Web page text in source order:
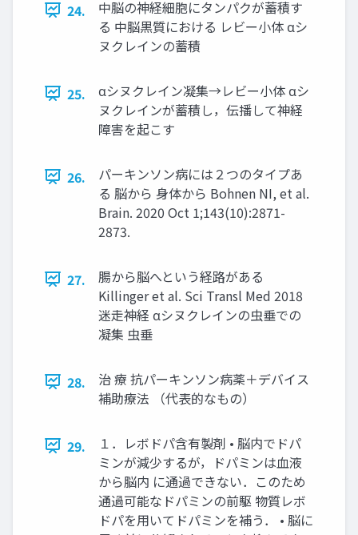
24.
中脳の神経細胞にタンパクが蓄積す
る 中脳黒質における レビー小体 αシ
ヌクレインの蓄積
25.
αシヌクレイン凝集→レビー小体 αシ
ヌクレインが蓄積し，伝播して神経
障害を起こす
26.
パーキンソン病には２つのタイプあ
る 脳から 身体から Bohnen NI, et al.
Brain. 2020 Oct 1;143(10):2871-
2873.
27.
腸から脳へという経路がある
Killinger et al. Sci Transl Med 2018
迷走神経 αシヌクレインの虫垂での
凝集 虫垂
28.
治 療 抗パーキンソン病薬＋デバイス
補助療法 （代表的なもの）
29.
１．レボドパ含有製剤 • 脳内でドパ
ミンが減少するが，ドパミンは血液
から脳内 に通過できない．このため
通過可能なドパミンの前駆 物質レボ
ドパを用いてドパミンを補う． • 脳に